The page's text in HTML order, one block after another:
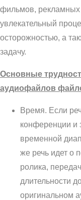
фильмов, рекламных
увлекательный
осторожностью, а
задачу.
Основные
аудиофайлов
Время. Если
конференции и
временной
же речь идет о
ролика,
длительности
оригинальном